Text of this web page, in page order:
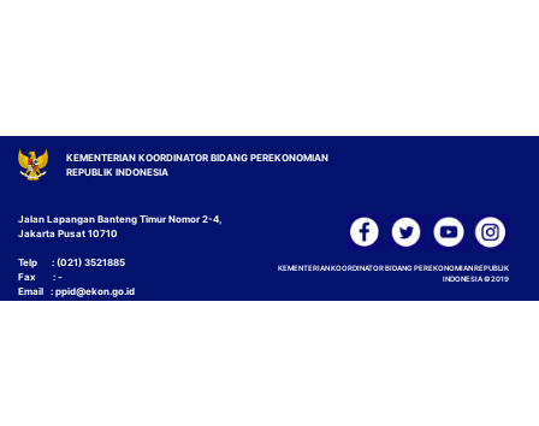
KEMENTERIAN KOORDINATOR BIDANG PEREKONOMIAN
REPUBLIK INDONESIA
Jalan Lapangan Banteng Timur Nomor 2-4,
Jakarta Pusat 10710
Telp : (021) 3521885
Fax : -
Email : ppid@ekon.go.id
KEMENTERIAN KOORDINATOR BIDANG PEREKONOMIAN REPUBLIK
INDONESIA © 2019